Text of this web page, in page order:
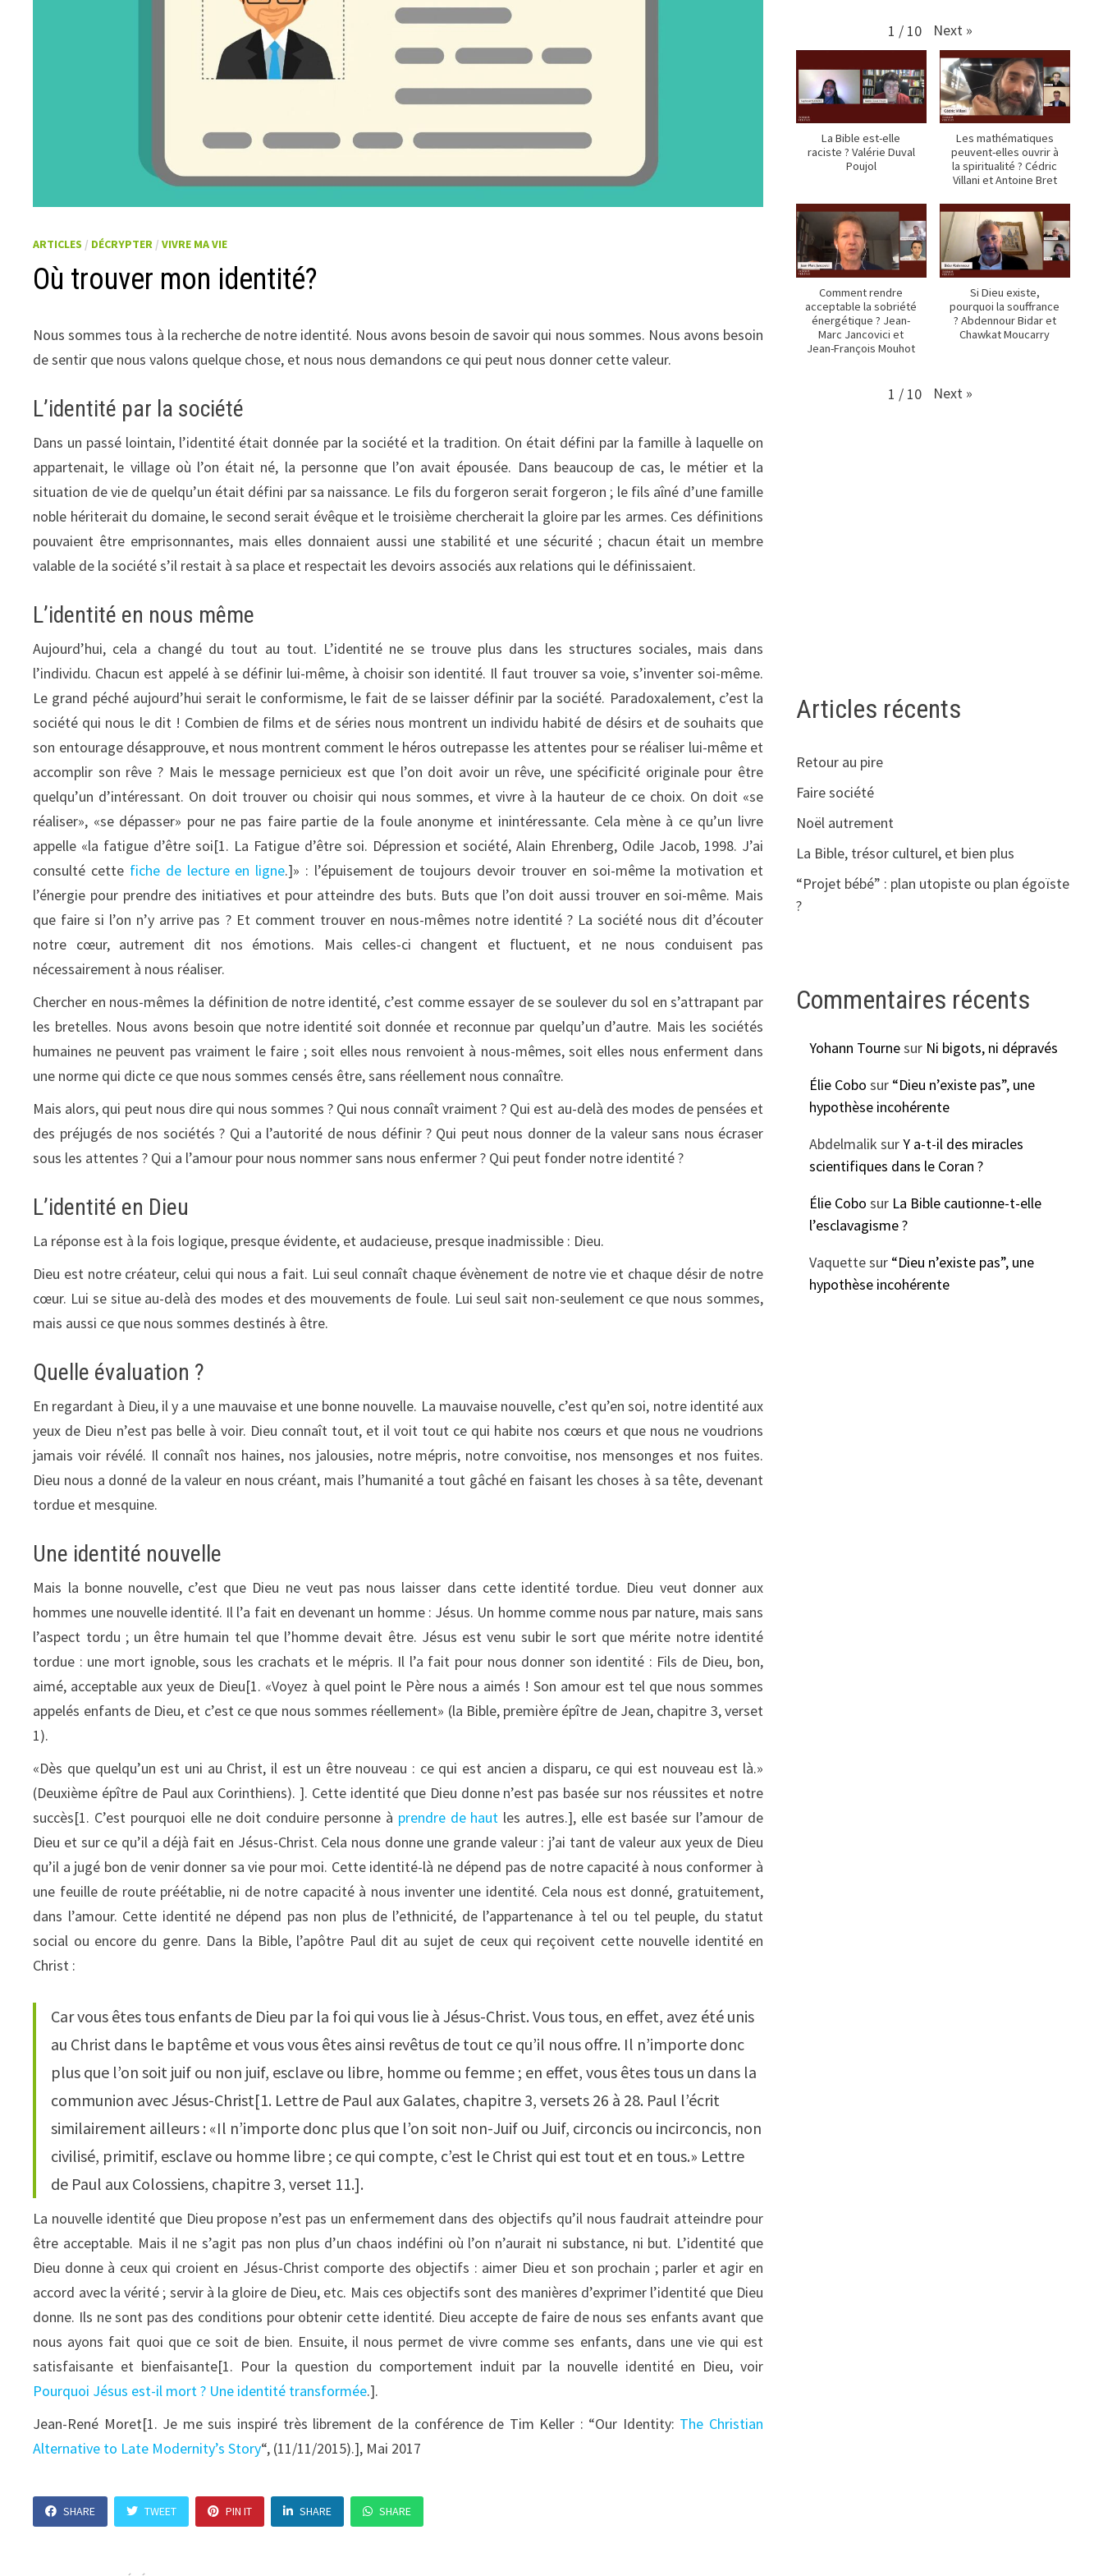
ARTICLES / DÉCRYPTER /VIVRE MA VIE
Où trouver mon identité?
Nous sommes tous à la recherche de notre identité. Nous avons besoin de savoir qui nous sommes. Nous avons besoin
de sentir que nous valons quelque chose, et nous nous demandons ce qui peut nous donner cette valeur.
L’identité par la société
Dans un passé lointain, l’identité était donnée par la société et la tradition. On était défini par la famille à laquelle on
appartenait, le village où l’on était né, la personne que l’on avait épousée. Dans beaucoup de cas, le métier et la
situation de vie de quelqu’un était défini par sa naissance. Le fils du forgeron serait forgeron ; le fils aîné d’une famille
noble hériterait du domaine, le second serait évêque et le troisième chercherait la gloire par les armes. Ces définitions
pouvaient être emprisonnantes, mais elles donnaient aussi une stabilité et une sécurité ; chacun était un membre
valable de la société s’il restait à sa place et respectait les devoirs associés aux relations qui le définissaient.
L’identité en nous même
Aujourd’hui, cela a changé du tout au tout. L’identité ne se trouve plus dans les structures sociales, mais dans
l’individu. Chacun est appelé à se définir lui-même, à choisir son identité. Il faut trouver sa voie, s’inventer soi-même.
Le grand péché aujourd’hui serait le conformisme, le fait de se laisser définir par la société. Paradoxalement, c’est la
société qui nous le dit ! Combien de films et de séries nous montrent un individu habité de désirs et de souhaits que
son entourage désapprouve, et nous montrent comment le héros outrepasse les attentes pour se réaliser lui-même et
accomplir son rêve ? Mais le message pernicieux est que l’on doit avoir un rêve, une spécificité originale pour être
quelqu’un d’intéressant. On doit trouver ou choisir qui nous sommes, et vivre à la hauteur de ce choix. On doit «se
réaliser», «se dépasser» pour ne pas faire partie de la foule anonyme et inintéressante. Cela mène à ce qu’un livre
appelle «la fatigue d’être soi[1. La Fatigue d’être soi. Dépression et société, Alain Ehrenberg, Odile Jacob, 1998. J’ai
consulté cette fiche de lecture en ligne.]» : l’épuisement de toujours devoir trouver en soi-même la motivation et
l’énergie pour prendre des initiatives et pour atteindre des buts. Buts que l’on doit aussi trouver en soi-même. Mais
que faire si l’on n’y arrive pas ? Et comment trouver en nous-mêmes notre identité ? La société nous dit d’écouter
notre cœur, autrement dit nos émotions. Mais celles-ci changent et fluctuent, et ne nous conduisent pas
nécessairement à nous réaliser.
Chercher en nous-mêmes la définition de notre identité, c’est comme essayer de se soulever du sol en s’attrapant par
les bretelles. Nous avons besoin que notre identité soit donnée et reconnue par quelqu’un d’autre. Mais les sociétés
humaines ne peuvent pas vraiment le faire ; soit elles nous renvoient à nous-mêmes, soit elles nous enferment dans
une norme qui dicte ce que nous sommes censés être, sans réellement nous connaître.
Mais alors, qui peut nous dire qui nous sommes ? Qui nous connaît vraiment ? Qui est au-delà des modes de pensées et
des préjugés de nos sociétés ? Qui a l’autorité de nous définir ? Qui peut nous donner de la valeur sans nous écraser
sous les attentes ? Qui a l’amour pour nous nommer sans nous enfermer ? Qui peut fonder notre identité ?
L’identité en Dieu
La réponse est à la fois logique, presque évidente, et audacieuse, presque inadmissible : Dieu.
Dieu est notre créateur, celui qui nous a fait. Lui seul connaît chaque évènement de notre vie et chaque désir de notre
cœur. Lui se situe au-delà des modes et des mouvements de foule. Lui seul sait non-seulement ce que nous sommes,
mais aussi ce que nous sommes destinés à être.
Quelle évaluation ?
En regardant à Dieu, il y a une mauvaise et une bonne nouvelle. La mauvaise nouvelle, c’est qu’en soi, notre identité aux
yeux de Dieu n’est pas belle à voir. Dieu connaît tout, et il voit tout ce qui habite nos cœurs et que nous ne voudrions
jamais voir révélé. Il connaît nos haines, nos jalousies, notre mépris, notre convoitise, nos mensonges et nos fuites.
Dieu nous a donné de la valeur en nous créant, mais l’humanité a tout gâché en faisant les choses à sa tête, devenant
tordue et mesquine.
Une identité nouvelle
Mais la bonne nouvelle, c’est que Dieu ne veut pas nous laisser dans cette identité tordue. Dieu veut donner aux
hommes une nouvelle identité. Il l’a fait en devenant un homme : Jésus. Un homme comme nous par nature, mais sans
l’aspect tordu ; un être humain tel que l’homme devait être. Jésus est venu subir le sort que mérite notre identité
tordue : une mort ignoble, sous les crachats et le mépris. Il l’a fait pour nous donner son identité : Fils de Dieu, bon,
aimé, acceptable aux yeux de Dieu[1. «Voyez à quel point le Père nous a aimés ! Son amour est tel que nous sommes
appelés enfants de Dieu, et c’est ce que nous sommes réellement» (la Bible, première épître de Jean, chapitre 3, verset
1).
«Dès que quelqu’un est uni au Christ, il est un être nouveau : ce qui est ancien a disparu, ce qui est nouveau est là.»
(Deuxième épître de Paul aux Corinthiens). ]. Cette identité que Dieu donne n’est pas basée sur nos réussites et notre
succès[1. C’est pourquoi elle ne doit conduire personne à prendre de haut les autres.], elle est basée sur l’amour de
Dieu et sur ce qu’il a déjà fait en Jésus-Christ. Cela nous donne une grande valeur : j’ai tant de valeur aux yeux de Dieu
qu’il a jugé bon de venir donner sa vie pour moi. Cette identité-là ne dépend pas de notre capacité à nous conformer à
une feuille de route préétablie, ni de notre capacité à nous inventer une identité. Cela nous est donné, gratuitement,
dans l’amour. Cette identité ne dépend pas non plus de l’ethnicité, de l’appartenance à tel ou tel peuple, du statut
social ou encore du genre. Dans la Bible, l’apôtre Paul dit au sujet de ceux qui reçoivent cette nouvelle identité en
Christ :
Car vous êtes tous enfants de Dieu par la foi qui vous lie à Jésus-Christ. Vous tous, en effet, avez été unis
au Christ dans le baptême et vous vous êtes ainsi revêtus de tout ce qu’il nous offre. Il n’importe donc
plus que l’on soit juif ou non juif, esclave ou libre, homme ou femme ; en effet, vous êtes tous un dans la
communion avec Jésus-Christ[1. Lettre de Paul aux Galates, chapitre 3, versets 26 à 28. Paul l’écrit
similairement ailleurs : «Il n’importe donc plus que l’on soit non-Juif ou Juif, circoncis ou incirconcis, non
civilisé, primitif, esclave ou homme libre ; ce qui compte, c’est le Christ qui est tout et en tous.» Lettre
de Paul aux Colossiens, chapitre 3, verset 11.].
La nouvelle identité que Dieu propose n’est pas un enfermement dans des objectifs qu’il nous faudrait atteindre pour
être acceptable. Mais il ne s’agit pas non plus d’un chaos indéfini où l’on n’aurait ni substance, ni but. L’identité que
Dieu donne à ceux qui croient en Jésus-Christ comporte des objectifs : aimer Dieu et son prochain ; parler et agir en
accord avec la vérité ; servir à la gloire de Dieu, etc. Mais ces objectifs sont des manières d’exprimer l’identité que Dieu
donne. Ils ne sont pas des conditions pour obtenir cette identité. Dieu accepte de faire de nous ses enfants avant que
nous ayons fait quoi que ce soit de bien. Ensuite, il nous permet de vivre comme ses enfants, dans une vie qui est
satisfaisante et bienfaisante[1. Pour la question du comportement induit par la nouvelle identité en Dieu, voir
Pourquoi Jésus est-il mort ? Une identité transformée.].
Jean-René Moret[1. Je me suis inspiré très librement de la conférence de Tim Keller : “Our Identity: The Christian
Alternative to Late Modernity’s Story“, (11/11/2015).], Mai 2017
SHARE TWEET PIN IT SHARE SHARE
1 / 10 Next »
La Bible est-elle
raciste ? Valérie Duval
Poujol
Les mathématiques
peuvent-elles ouvrir à
la spiritualité ? Cédric
Villani et Antoine Bret
Comment rendre
acceptable la sobriété
énergétique ? Jean-
Marc Jancovici et
Jean-François Mouhot
Si Dieu existe,
pourquoi la souffrance
? Abdennour Bidar et
Chawkat Moucarry
1 / 10 Next »
Articles récents
Retour au pire
Faire société
Noël autrement
La Bible, trésor culturel, et bien plus
“Projet bébé” : plan utopiste ou plan égoïste
?
Commentaires récents
Yohann Tournesur Ni bigots, ni dépravés
Élie Cobo sur “Dieu n’existe pas”, une
hypothèse incohérente
Abdelmalik surY a-t-il des miracles
scientifiques dans le Coran ?
Élie Cobo sur La Bible cautionne-t-elle
l’esclavagisme ?
Vaquettesur “Dieu n’existe pas”, une
hypothèse incohérente